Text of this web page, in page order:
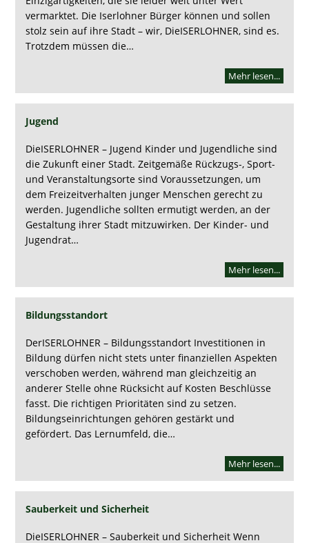
vermarktet. Die Iserlohner Bürger können und sollen
stolz sein auf ihre Stadt – wir, DieISERLOHNER, sind es.
Trotzdem müssen die…
Mehr lesen...
Jugend
DieISERLOHNER – Jugend Kinder und Jugendliche sind
die Zukunft einer Stadt. Zeitgemäße Rückzugs-, Sport-
und Veranstaltungsorte sind Voraussetzungen, um
dem Freizeitverhalten junger Menschen gerecht zu
werden. Jugendliche sollten ermutigt werden, an der
Gestaltung ihrer Stadt mitzuwirken. Der Kinder- und
Jugendrat…
Mehr lesen...
Bildungsstandort
DerISERLOHNER – Bildungsstandort Investitionen in
Bildung dürfen nicht stets unter finanziellen Aspekten
verschoben werden, während man gleichzeitig an
anderer Stelle ohne Rücksicht auf Kosten Beschlüsse
fasst. Die richtigen Prioritäten sind zu setzen.
Bildungseinrichtungen gehören gestärkt und
gefördert. Das Lernumfeld, die…
Mehr lesen...
Sauberkeit und Sicherheit
DieISERLOHNER – Sauberkeit und Sicherheit Wenn